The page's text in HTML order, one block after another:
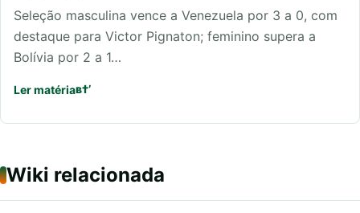
Seleção masculina vence a Venezuela por 3 a 0, com
destaque para Victor Pignaton; feminino supera a
Bolívia por 2 a 1…
Ler matéria
Wiki relacionada